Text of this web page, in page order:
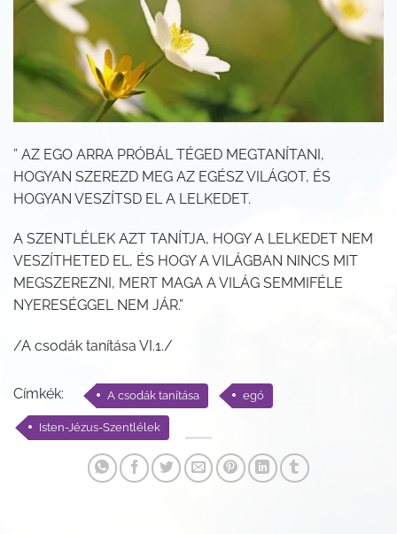
” AZ EGO ARRA PRÓBÁL TÉGED MEGTANÍTANI,
HOGYAN SZEREZD MEG AZ EGÉSZ VILÁGOT, ÉS
HOGYAN VESZÍTSD EL A LELKEDET.
A SZENTLÉLEK AZT TANÍTJA, HOGY A LELKEDET NEM
VESZÍTHETED EL, ÉS HOGY A VILÁGBAN NINCS MIT
MEGSZEREZNI, MERT MAGA A VILÁG SEMMIFÉLE
NYERESÉGGEL NEM JÁR.”
/A csodák tanítása VI.1./
Címkék: A csodák tanítása egó
Isten-Jézus-Szentlélek